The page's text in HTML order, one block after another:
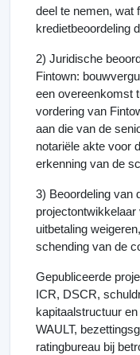
deel te nemen, wat
kredietbeoordeling
2) Juridische
Fintown:
een overeenkomst
vordering van
aan die van de
notariële akte voor
erkenning van de
3) Beoordeling van
projectontwikkelaar
uitbetaling
schending van de
Gepubliceerde
ICR, DSCR,
kapitaalstructuur
WAULT,
ratingbureau bij